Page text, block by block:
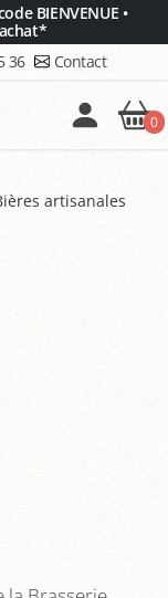
BIENVENUE •
36 Contact
0
artisanales